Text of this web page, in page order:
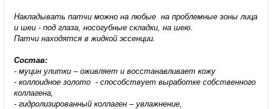
Накладывать патчи можно на любые на проблемные зоны лица
и шеи - под глаза, носогубные складки, на шею.
Патчи находятся в жидкой эссенции.
Состав:
- муцин улитки – оживляет и восстанавливает кожу
- коллоидное золото - способствует выработке собственного
коллагена,
- гидролизированный коллаген – увлажнение,